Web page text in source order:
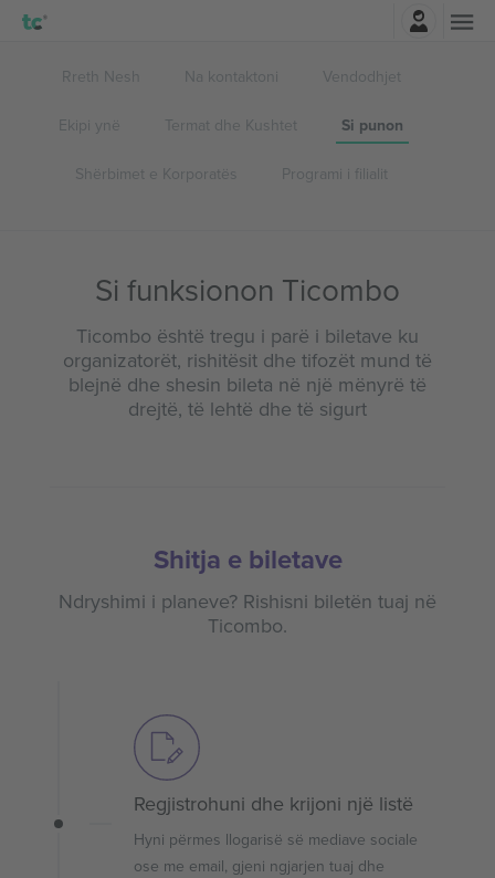
Rreth Nesh Na kontaktoni Vendodhjet
Ekipi ynë Termat dhe Kushtet Si punon
Shërbimet e Korporatës Programi i filialit
Si funksionon Ticombo
Ticombo është tregu i parë i biletave ku
organizatorët, rishitësit dhe tifozët mund të
blejnë dhe shesin bileta në një mënyrë të
drejtë, të lehtë dhe të sigurt
Shitja e biletave
Ndryshimi i planeve? Rishisni biletën tuaj në
Ticombo.
Regjistrohuni dhe krijoni një listë
Hyni përmes llogarisë së mediave sociale
ose me email, gjeni ngjarjen tuaj dhe